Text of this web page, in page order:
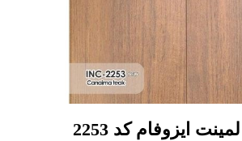
ایزوفام کد 2253